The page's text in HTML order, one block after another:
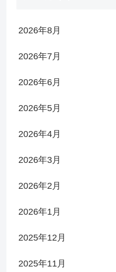
2026年8月
2026年7月
2026年6月
2026年5月
2026年4月
2026年3月
2026年2月
2026年1月
2025年12月
2025年11月